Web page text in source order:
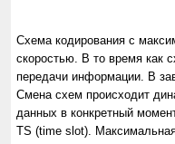
Схема кодирования с
скоростью. В то время как
передачи информации. В
Смена схем происходит
данных в конкретный
TS (time slot).